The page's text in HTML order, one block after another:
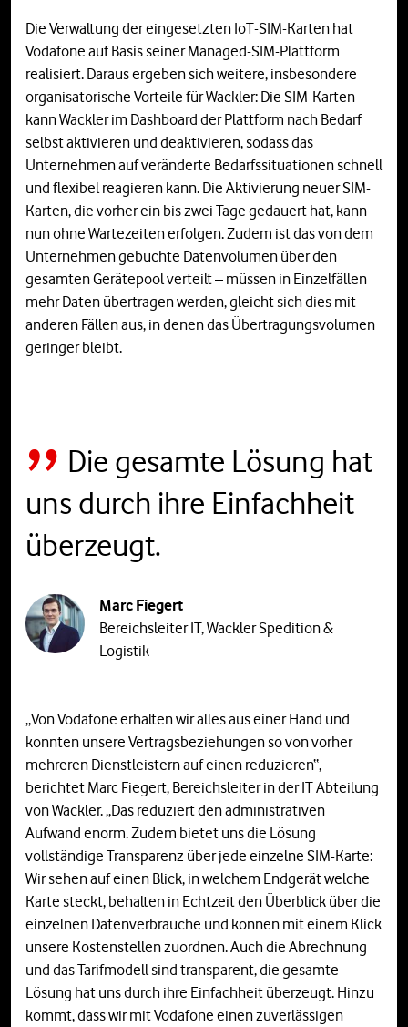
Die Verwaltung der eingesetzten IoT-SIM-Karten hat
Vodafone auf Basis seiner Managed-SIM-Plattform
realisiert. Daraus ergeben sich weitere, insbesondere
organisatorische Vorteile für Wackler: Die SIM-Karten
kann Wackler im Dashboard der Plattform nach Bedarf
selbst aktivieren und deaktivieren, sodass das
Unternehmen auf veränderte Bedarfssituationen schnell
und flexibel reagieren kann. Die Aktivierung neuer SIM-
Karten, die vorher ein bis zwei Tage gedauert hat, kann
nun ohne Wartezeiten erfolgen. Zudem ist das von dem
Unternehmen gebuchte Datenvolumen über den
gesamten Gerätepool verteilt – müssen in Einzelfällen
mehr Daten übertragen werden, gleicht sich dies mit
anderen Fällen aus, in denen das Übertragungsvolumen
geringer bleibt.
Die gesamte Lösung hat
uns durch ihre Einfachheit
überzeugt.
Marc Fiegert
​​​​​​​Bereichsleiter IT, Wackler Spedition &
Logistik
„Von Vodafone erhalten wir alles aus einer Hand und
konnten unsere Vertragsbeziehungen so von vorher
mehreren Dienstleistern auf einen reduzieren“,
berichtet Marc Fiegert, Bereichsleiter in der IT Abteilung
von Wackler. „Das reduziert den administrativen
Aufwand enorm. Zudem bietet uns die Lösung
vollständige Transparenz über jede einzelne SIM-Karte:
Wir sehen auf einen Blick, in welchem Endgerät welche
Karte steckt, behalten in Echtzeit den Überblick über die
einzelnen Datenverbräuche und können mit einem Klick
unsere Kostenstellen zuordnen. Auch die Abrechnung
und das Tarifmodell sind transparent, die gesamte
Lösung hat uns durch ihre Einfachheit überzeugt. Hinzu
kommt, dass wir mit Vodafone einen zuverlässigen